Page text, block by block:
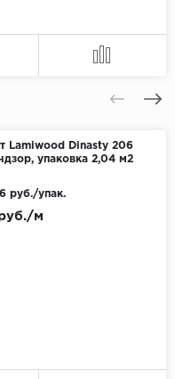
Lamiwood Dinasty 206
упаковка 2,04 м2
м
руб./упак.